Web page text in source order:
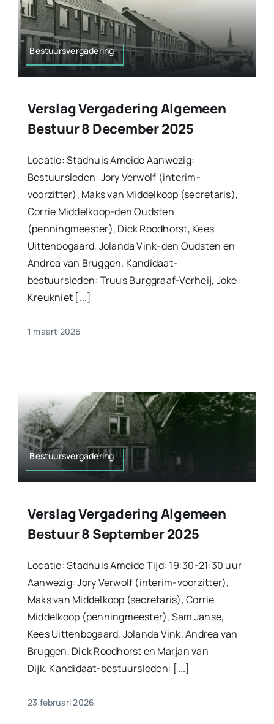
Bestuursvergadering
Verslag Vergadering Algemeen
Bestuur 8 December 2025
Locatie: Stadhuis Ameide Aanwezig:
Bestuursleden: Jory Verwolf (interim-
voorzitter), Maks van Middelkoop (secretaris),
Corrie Middelkoop-den Oudsten
(penningmeester), Dick Roodhorst, Kees
Uittenbogaard, Jolanda Vink-den Oudsten en
Andrea van Bruggen. Kandidaat-
bestuursleden: Truus Burggraaf-Verheij, Joke
Kreukniet [...]
1 maart 2026
Bestuursvergadering
Verslag Vergadering Algemeen
Bestuur 8 September 2025
Locatie: Stadhuis Ameide Tijd: 19:30-21:30 uur
Aanwezig: Jory Verwolf (interim-voorzitter),
Maks van Middelkoop (secretaris), Corrie
Middelkoop (penningmeester), Sam Janse,
Kees Uittenbogaard, Jolanda Vink, Andrea van
Bruggen, Dick Roodhorst en Marjan van
Dijk. Kandidaat-bestuursleden: [...]
23 februari 2026